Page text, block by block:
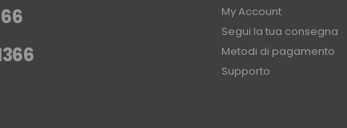
My Account
Segui la tua consegna
Metodi di pagamento
Supporto